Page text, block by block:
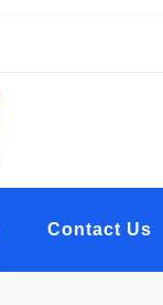
Contact Us